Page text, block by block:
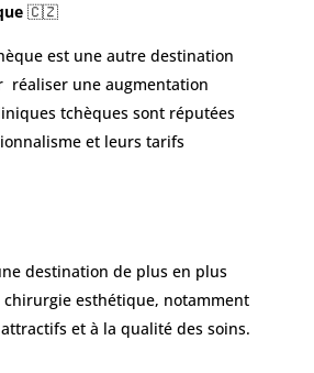
🇨🇿
est une autre destination
réaliser une augmentation
tchèques sont réputées
et leurs tarifs
destination de plus en plus
esthétique, notamment
et à la qualité des soins.